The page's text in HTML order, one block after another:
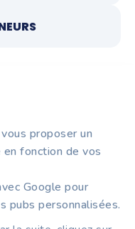
proposer un
fonction de vos
Google pour
pubs personnalisées.
produit et
au quotidien.